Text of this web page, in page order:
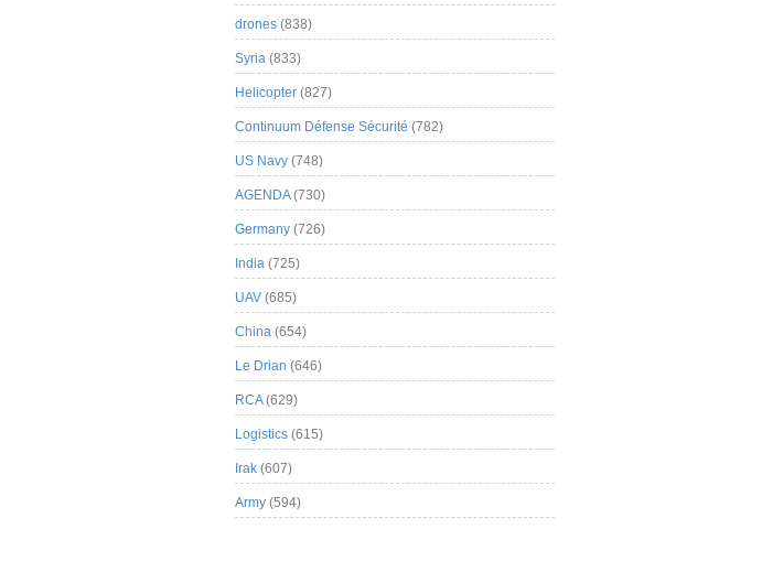
drones (838)
Syria (833)
Helicopter (827)
Continuum Défense Sécurité (782)
US Navy (748)
AGENDA(730)
Germany (726)
India (725)
UAV (685)
China (654)
Le Drian (646)
RCA(629)
Logistics (615)
Irak (607)
Army (594)